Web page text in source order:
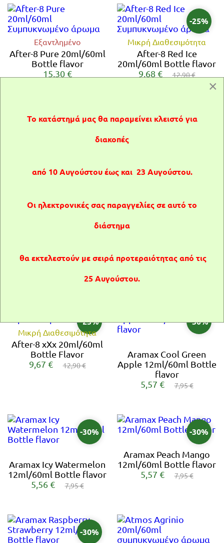
Εξαντλημένο
After-8 Pure 20ml/60ml
Bottle flavor
15,30 €
-25%
Μικρή Διαθεσιμότητα
After-8 Red Ice
20ml/60ml Bottle flavor
9,68 €
12,90 €
15,30 €
-25%
9,67 €
12,90 €
-25%
After-8 Terra 20ml/60ml
Bottle Flavor
12,90 €
After-8 V-Cookies
20ml/60ml Bottle flavor
-25%
Μικρή Διαθεσιμότητα
After-8 xXx 20ml/60ml
Bottle Flavor
9,67 €
12,90 €
-30%
Aramax Cool Green
Apple 12ml/60ml Bottle
flavor
5,57 €
7,95 €
-30%
Aramax Icy Watermelon
12ml/60ml Bottle flavor
5,56 €
7,95 €
-30%
Aramax Peach Mango
12ml/60ml Bottle flavor
5,57 €
7,95 €
-30%
σελίδα απευθύνονται μόνο σε
×
Το κατάστημά μας θα παραμείνει κλειστό για
διακοπές
από 10 Αυγούστου έως και 23 Αυγούστου.
Οι ηλεκτρονικές σας παραγγελίες σε αυτό το
διάστημα
θα εκτελεστούν με σειρά προτεραιότητας από τις
25 Αυγούστου.